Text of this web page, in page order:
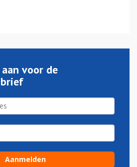
voor de